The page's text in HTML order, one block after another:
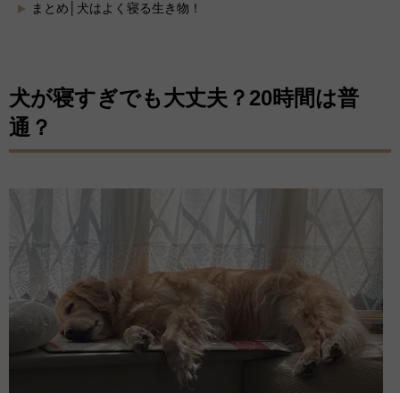
まとめ│犬はよく寝る生き物！
犬が寝すぎでも大丈夫？20時間は普
通？